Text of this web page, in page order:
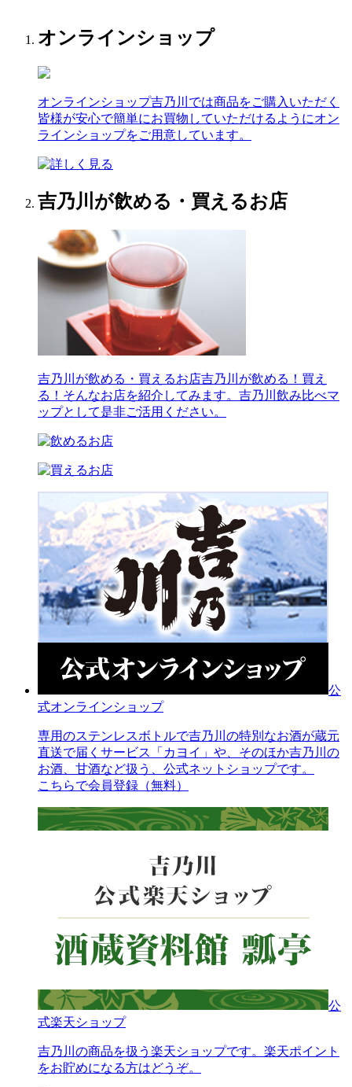
オンラインショップ
オンラインショップ吉乃川では商品をご購入いただく
皆様が安心で簡単にお買物していただけるようにオン
ラインショップをご用意しています。
吉乃川が飲める・買えるお店
吉乃川が飲める・買えるお店吉乃川が飲める！買え
る！そんなお店を紹介してみます。吉乃川飲み比べマ
ップとして是非ご活用ください。
公
式オンラインショップ
専用のステンレスボトルで吉乃川の特別なお酒が蔵元
直送で届くサービス「カヨイ」や、そのほか吉乃川の
お酒、甘酒など扱う、公式ネットショップです。
こちらで会員登録（無料）
公
式楽天ショップ
吉乃川の商品を扱う楽天ショップです。楽天ポイント
をお貯めになる方はどうぞ。